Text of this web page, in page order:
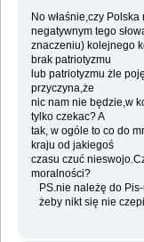
No właśnie,czy
negatywnym tego
znaczeniu) kolejnego
brak patriotyzmu
lub patriotyzmu żle
przyczyna,że
nic nam nie będzie,w
tylko czekac? A
tak, w ogóle to co do
kraju od jakiegoś
czasu czuć
moralności?
PS.nie należę do
żeby nikt się nie